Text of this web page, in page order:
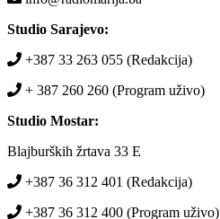
Studio Sarajevo:
+387 33 263 055 (Redakcija)
+ 387 260 260 (Program uživo)
Studio Mostar:
Blajburških žrtava 33 E
+387 36 312 401 (Redakcija)
+387 36 312 400 (Program uživo)